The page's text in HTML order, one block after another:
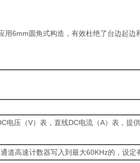
6mm圆角式构造，有效杜绝了台边起边
电压（V）表，直线DC电流（A）表，提
道高速计数器写入到最大60KHz的，设